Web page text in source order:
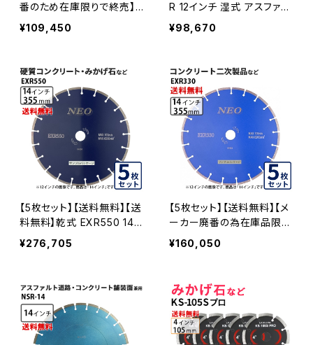
番のため在庫限りで終売】
乾式 EXR330 12インチ ex
r330-12 コンクリート二次
¥109,450
R 12インチ 湿式 アスファル
ト道路・コンクリート舗装面
兼用 一般道路カッター切断
レード カッターブレード 刃
NSR-12-05
¥98,670
【5枚セット】【送料無料】【送
料無料】乾式 EXR550 14イ
ンチ exr550-14 硬質コン
クリート・みかげ石など EX
¥276,705
【5枚セット】【送料無料】【メ
ーカー廃番の為在庫品限
り】乾式 EXR330 14インチ
コンクリート二次製品など
¥160,050